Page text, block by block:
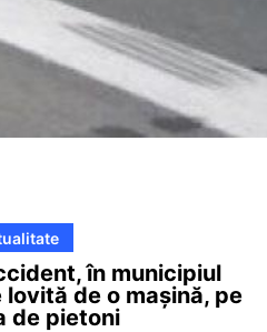
în municipiul
lovită de o mașină, pe
de pietoni